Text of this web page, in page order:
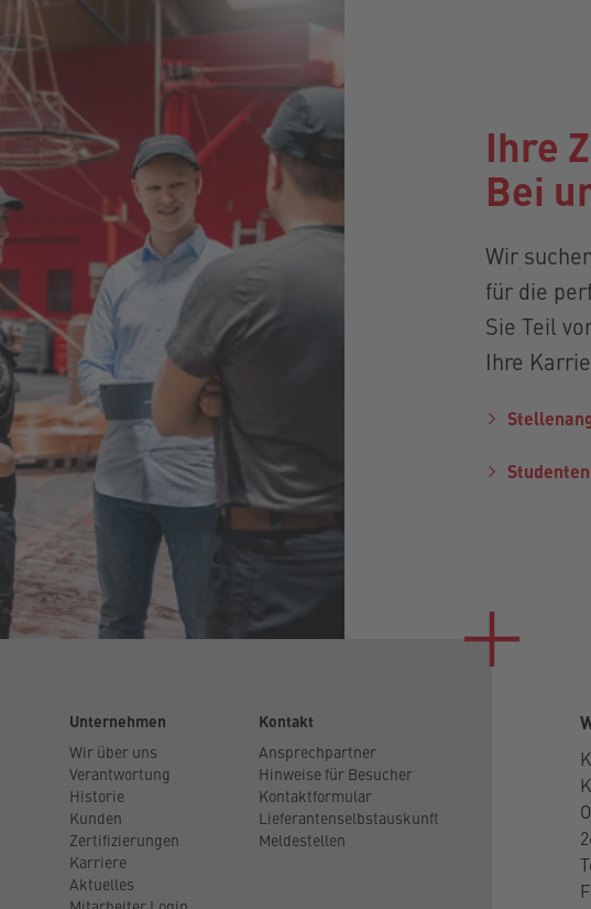
Ihre
Bei
Wir
für die
Sie Teil
Ihre
Unternehmen
Wir über uns
Verantwortung
Historie
Kunden
Zertifizierungen
Karriere
Aktuelles
Kontakt
Ansprechpartner
Hinweise für Besucher
Kontaktformular
Lieferantenselbstauskunft
Meldestellen